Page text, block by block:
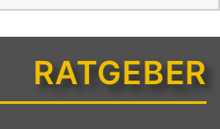
RATGEBER